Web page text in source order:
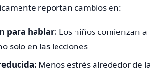
reportan cambios en:
para hablar: Los niños comienzan
solo en las lecciones
Menos estrés alrededor de